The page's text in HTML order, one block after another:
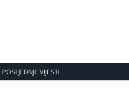
POSLJEDNJE VIJESTI